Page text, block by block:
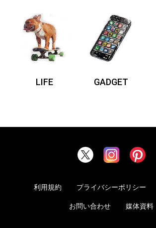
LIFE GADGET
利用規約 プライバシーポリシー
お問い合わせ 媒体資料